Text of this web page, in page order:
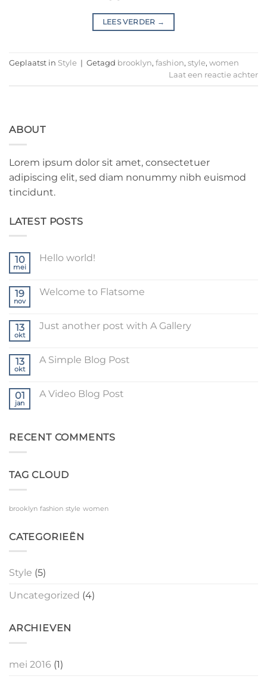
LEES VERDER →
Geplaatst in Style | Getagd brooklyn, fashion, style, women
Laat een reactie achter
ABOUT
Lorem ipsum dolor sit amet, consectetuer
adipiscing elit, sed diam nonummy nibh euismod
tincidunt.
LATEST POSTS
10
mei
Hello world!
Hello
19
nov
Welcome to Flatsome
Welcome
13
okt
Just another post with A Gallery
Just
A
Gallery
13
okt
A Simple Blog Post
A
01
jan
A Video Blog Post
Video
RECENT COMMENTS
TAG CLOUD
brooklyn fashion style women
CATEGORIEËN
Style (5)
Uncategorized (4)
ARCHIEVEN
mei 2016 (1)